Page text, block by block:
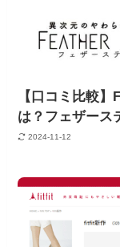
【口コミ比較
は？フェザース
2024-11-12